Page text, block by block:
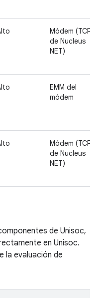
Módem (TCP/IP
de Nucleus
NET)
EMM del
módem
Módem (TCP/IP
de Nucleus
NET)
de Unisoc,
en Unisoc.
la evaluación de